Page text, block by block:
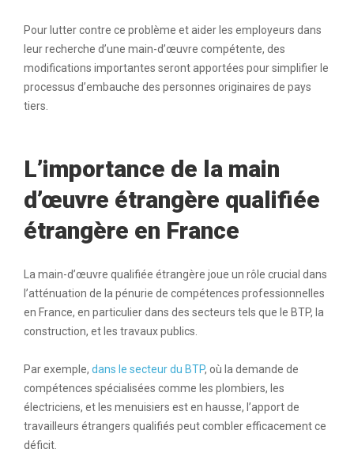
Pour lutter contre ce problème et aider les employeurs dans
leur recherche d’une main-d’œuvre compétente, des
modifications importantes seront apportées pour simplifier le
processus d’embauche des personnes originaires de pays
tiers.
L’importance de la main
d’œuvre étrangère qualifiée
étrangère en France
La main-d’œuvre qualifiée étrangère joue un rôle crucial dans
l’atténuation de la pénurie de compétences professionnelles
en France, en particulier dans des secteurs tels que le BTP, la
construction, et les travaux publics.
Par exemple, dans le secteur du BTP, où la demande de
compétences spécialisées comme les plombiers, les
électriciens, et les menuisiers est en hausse, l’apport de
travailleurs étrangers qualifiés peut combler efficacement ce
déficit.